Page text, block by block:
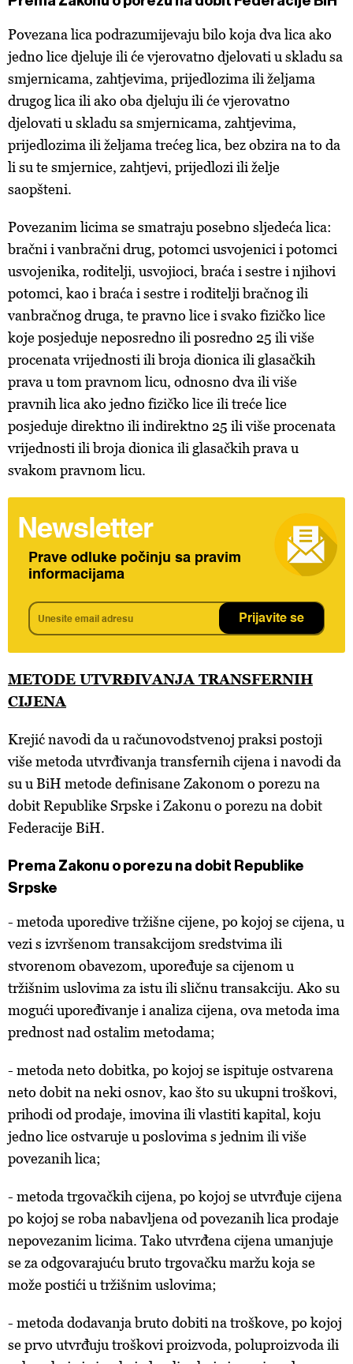
Povezana lica podrazumijevaju bilo koja dva lica ako
jedno lice djeluje ili će vjerovatno djelovati u skladu sa
smjernicama, zahtjevima, prijedlozima ili željama
drugog lica ili ako oba djeluju ili će vjerovatno
djelovati u skladu sa smjernicama, zahtjevima,
prijedlozima ili željama trećeg lica, bez obzira na to da
li su te smjernice, zahtjevi, prijedlozi ili želje
saopšteni.
Povezanim licima se smatraju posebno sljedeća lica:
bračni i vanbračni drug, potomci usvojenici i potomci
usvojenika, roditelji, usvojioci, braća i sestre i njihovi
potomci, kao i braća i sestre i roditelji bračnog ili
vanbračnog druga, te pravno lice i svako fizičko lice
koje posjeduje neposredno ili posredno 25 ili više
procenata vrijednosti ili broja dionica ili glasačkih
prava u tom pravnom licu, odnosno dva ili više
pravnih lica ako jedno fizičko lice ili treće lice
posjeduje direktno ili indirektno 25 ili više procenata
vrijednosti ili broja dionica ili glasačkih prava u
svakom pravnom licu.
Newsletter
Prave odluke počinju sa pravim
informacijama
Prijavite se
METODE UTVRĐIVANJA TRANSFERNIH
CIJENA
Krejić navodi da u računovodstvenoj praksi postoji
više metoda utvrđivanja transfernih cijena i navodi da
su u BiH metode definisane Zakonom o porezu na
dobit Republike Srpske i Zakonu o porezu na dobit
Federacije BiH.
Prema Zakonu o porezu na dobit Republike
Srpske
- metoda uporedive tržišne cijene, po kojoj se cijena, u
vezi s izvršenom transakcijom sredstvima ili
stvorenom obavezom, upoređuje sa cijenom u
tržišnim uslovima za istu ili sličnu transakciju. Ako su
mogući upoređivanje i analiza cijena, ova metoda ima
prednost nad ostalim metodama;
- metoda neto dobitka, po kojoj se ispituje ostvarena
neto dobit na neki osnov, kao što su ukupni troškovi,
prihodi od prodaje, imovina ili vlastiti kapital, koju
jedno lice ostvaruje u poslovima s jednim ili više
povezanih lica;
- metoda trgovačkih cijena, po kojoj se utvrđuje cijena
po kojoj se roba nabavljena od povezanih lica prodaje
nepovezanim licima. Tako utvrđena cijena umanjuje
se za odgovarajuću bruto trgovačku maržu koja se
može postići u tržišnim uslovima;
- metoda dodavanja bruto dobiti na troškove, po kojoj
se prvo utvrđuju troškovi proizvoda, poluproizvoda ili